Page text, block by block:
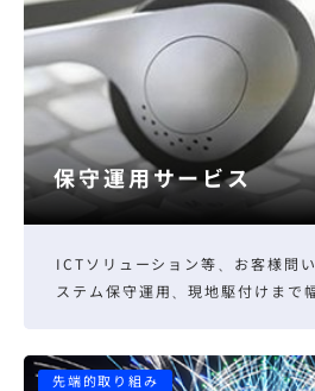
保守運用サービス
ICTソリューション等、お客様問
ステム保守運用、現地駆付けまで
先端的取り組み